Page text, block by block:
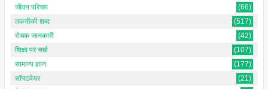
जीवन परिचय
(66)
तकनीकी शब्द
(517)
रोचक जानकारी
(42)
शिक्षा पर चर्चा
(107)
सामान्य ज्ञान
(177)
सॉफ्टवेयर
(21)